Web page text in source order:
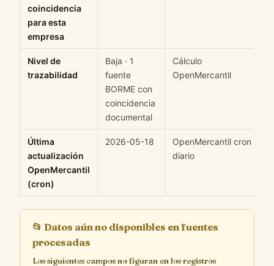
coincidencia
para esta
empresa
Nivel de
trazabilidad
Baja · 1
fuente
BORME con
coincidencia
documental
Cálculo
OpenMercantil
Última
actualización
OpenMercantil
(cron)
2026-05-18
OpenMercantil cron
diario
📂 Datos aún no disponibles en fuentes
procesadas
Los siguientes campos no figuran en los registros